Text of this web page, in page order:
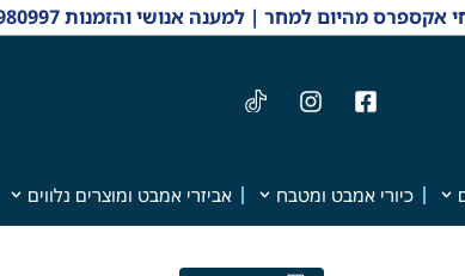
כיורי אמבט ומטבח אביזרי אמבט ומוצרים נלווים